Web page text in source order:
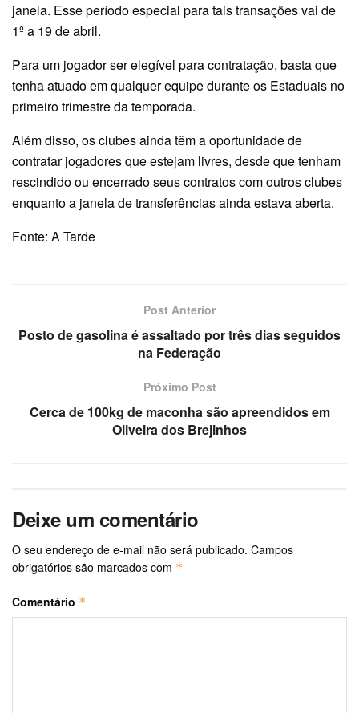
janela. Esse período especial para tais transações vai de
1º a 19 de abril.
Para um jogador ser elegível para contratação, basta que
tenha atuado em qualquer equipe durante os Estaduais no
primeiro trimestre da temporada.
Além disso, os clubes ainda têm a oportunidade de
contratar jogadores que estejam livres, desde que tenham
rescindido ou encerrado seus contratos com outros clubes
enquanto a janela de transferências ainda estava aberta.
Fonte: A Tarde
Post Anterior
Posto de gasolina é assaltado por três dias seguidos
na Federação
Próximo Post
Cerca de 100kg de maconha são apreendidos em
Oliveira dos Brejinhos
Deixe um comentário
O seu endereço de e-mail não será publicado. Campos
obrigatórios são marcados com *
Comentário *